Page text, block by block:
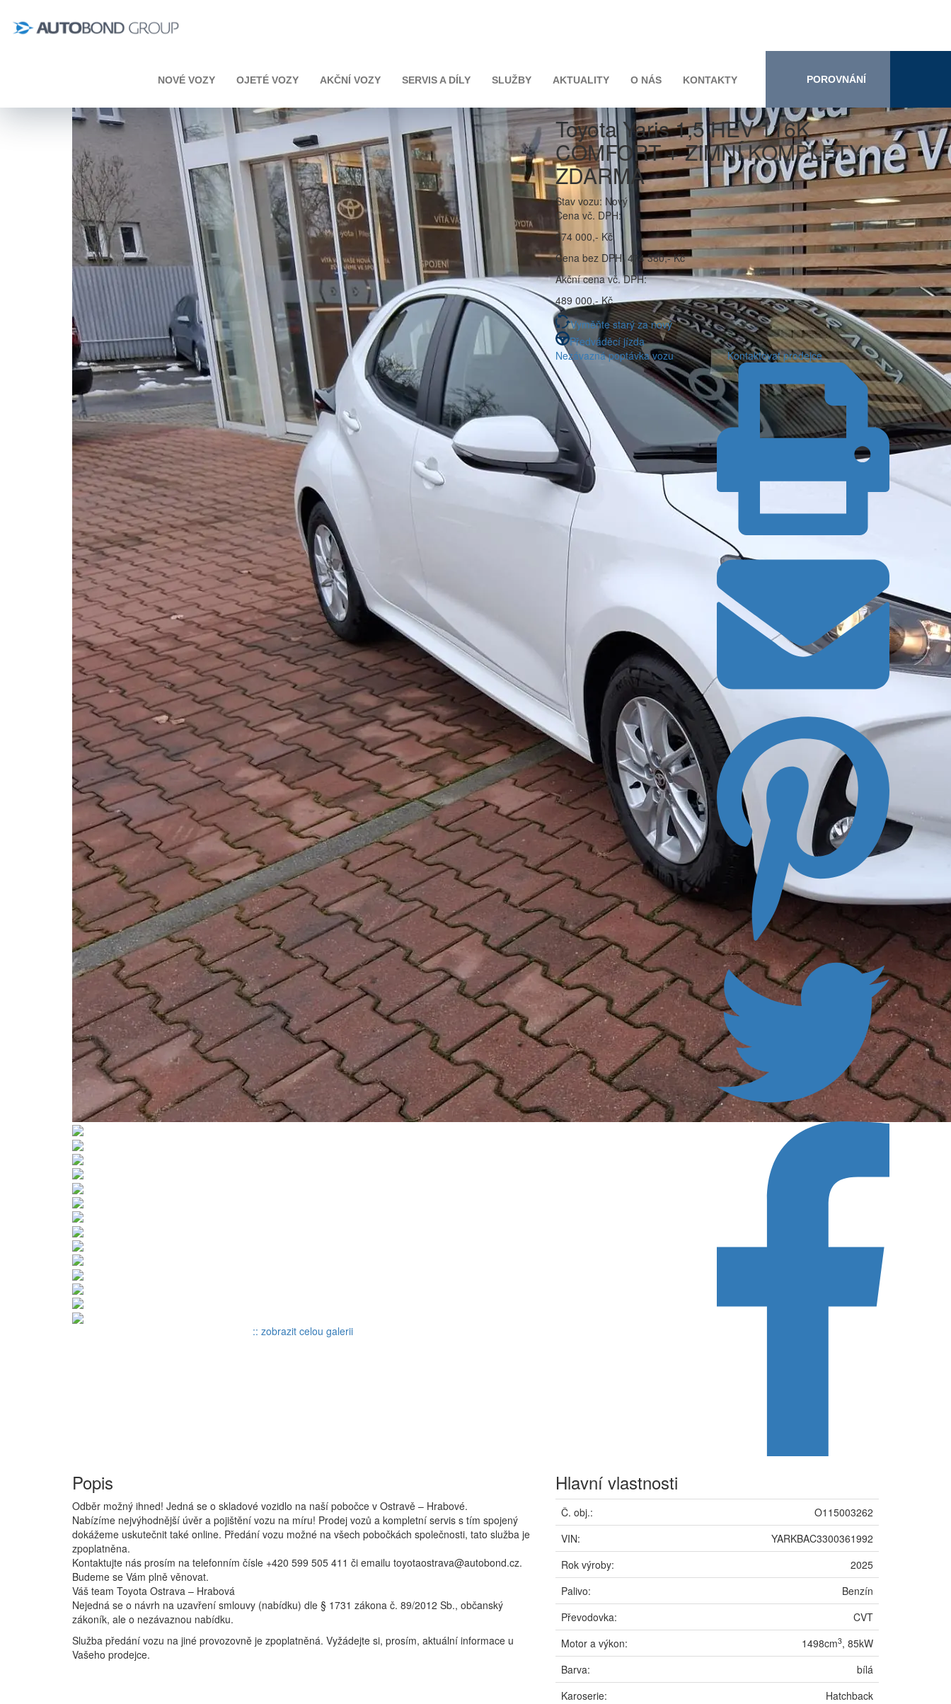
NOVÉ VOZY OJETÉ VOZY AKČNÍ VOZY SERVIS A DÍLY SLUŽBY AKTUALITY O NÁS KONTAKTY POROVNÁNÍ
:: zobrazit celou galerii
Toyota Yaris 1,5 HEV 116K
COMFORT + ZIMNÍ KOMPLETY
ZDARMA
Stav vozu: Nový
Cena vč. DPH:
574 000,- Kč
Cena bez DPH: 474 380,- Kč
Akční cena vč. DPH:
489 000,- Kč
Vyměňte starý za nový
Předváděcí jízda
Nezávazná poptávka vozu
Kontaktovat prodejce
Popis
Odběr možný ihned! Jedná se o skladové vozidlo na naší pobočce v Ostravě – Hrabové.
Nabízíme nejvýhodnější úvěr a pojištění vozu na míru! Prodej vozů a kompletní servis s tím spojený
dokážeme uskutečnit také online. Předání vozu možné na všech pobočkách společnosti, tato služba je
zpoplatněna.
Kontaktujte nás prosím na telefonním čísle +420 599 505 411 či emailu toyotaostrava@autobond.cz.
Budeme se Vám plně věnovat.
Váš team Toyota Ostrava – Hrabová
Nejedná se o návrh na uzavření smlouvy (nabídku) dle § 1731 zákona č. 89/2012 Sb., občanský
zákoník, ale o nezávaznou nabídku.
Služba předání vozu na jiné provozovně je zpoplatněná. Vyžádejte si, prosím, aktuální informace u
Vašeho prodejce.
Hlavní vlastnosti
Č. obj.:
O115003262
VIN:
YARKBAC3300361992
Rok výroby:
2025
Palivo:
Benzín
Převodovka:
CVT
Motor a výkon:
1498cm3, 85kW
Barva:
bílá
Karoserie:
Hatchback